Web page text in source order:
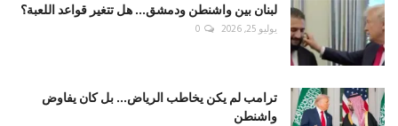
لبنان بين واشنطن ودمشق... هل تتغير قواعد اللعبة؟
يوليو 25, 2026 0
ترامب لم يكن يخاطب الرياض... بل كان يفاوض
واشنطن